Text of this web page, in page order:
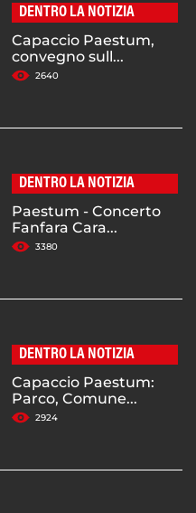
DENTRO LA NOTIZIA
Capaccio Paestum,
convegno sull...
2640
DENTRO LA NOTIZIA
Paestum - Concerto
Fanfara Cara...
3380
DENTRO LA NOTIZIA
Capaccio Paestum:
Parco, Comune...
2924